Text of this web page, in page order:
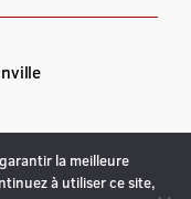
la meilleure
à utiliser ce site,